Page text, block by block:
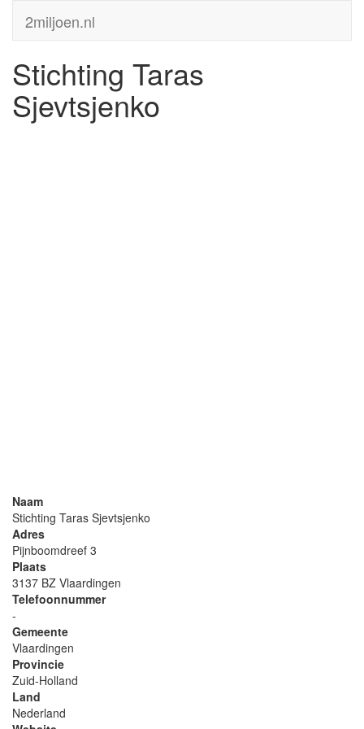
2miljoen.nl
Stichting Taras
Sjevtsjenko
Naam
Stichting Taras Sjevtsjenko
Adres
Pijnboomdreef 3
Plaats
3137 BZ Vlaardingen
Telefoonnummer
-
Gemeente
Vlaardingen
Provincie
Zuid-Holland
Land
Nederland